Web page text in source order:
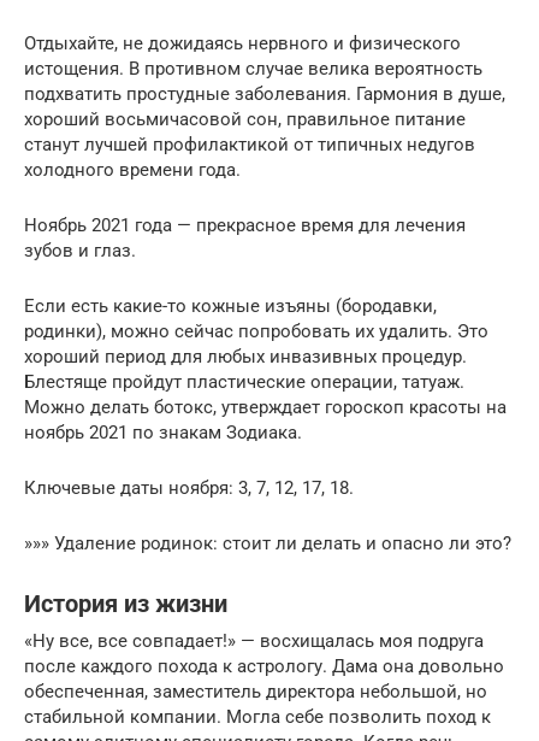
Отдыхайте, не дожидаясь нервного и физического
истощения. В противном случае велика вероятность
подхватить простудные заболевания. Гармония в душе,
хороший восьмичасовой сон, правильное питание
станут лучшей профилактикой от типичных недугов
холодного времени года.
Ноябрь 2021 года — прекрасное время для лечения
зубов и глаз.
Если есть какие-то кожные изъяны (бородавки,
родинки), можно сейчас попробовать их удалить. Это
хороший период для любых инвазивных процедур.
Блестяще пройдут пластические операции, татуаж.
Можно делать ботокс, утверждает гороскоп красоты на
ноябрь 2021 по знакам Зодиака.
Ключевые даты ноября: 3, 7, 12, 17, 18.
»»» Удаление родинок: стоит ли делать и опасно ли это?
История из жизни
«Ну все, все совпадает!» — восхищалась моя подруга
после каждого похода к астрологу. Дама она довольно
обеспеченная, заместитель директора небольшой, но
стабильной компании. Могла себе позволить поход к